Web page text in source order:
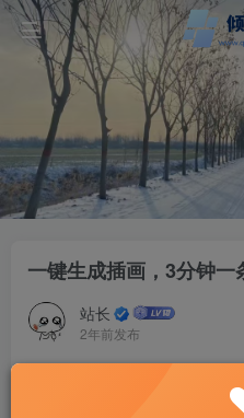
一键生成插画，3分钟
站长
2年前发布